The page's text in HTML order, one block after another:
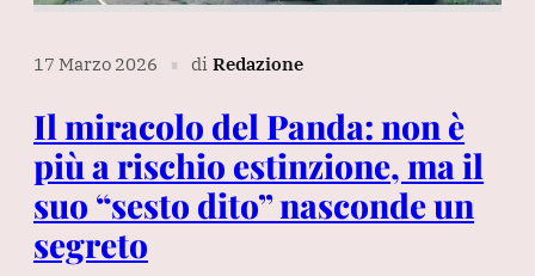
17 Marzo 2026 ∎ di Redazione
Il miracolo del Panda: non è
più a rischio estinzione, ma il
suo “sesto dito” nasconde un
segreto